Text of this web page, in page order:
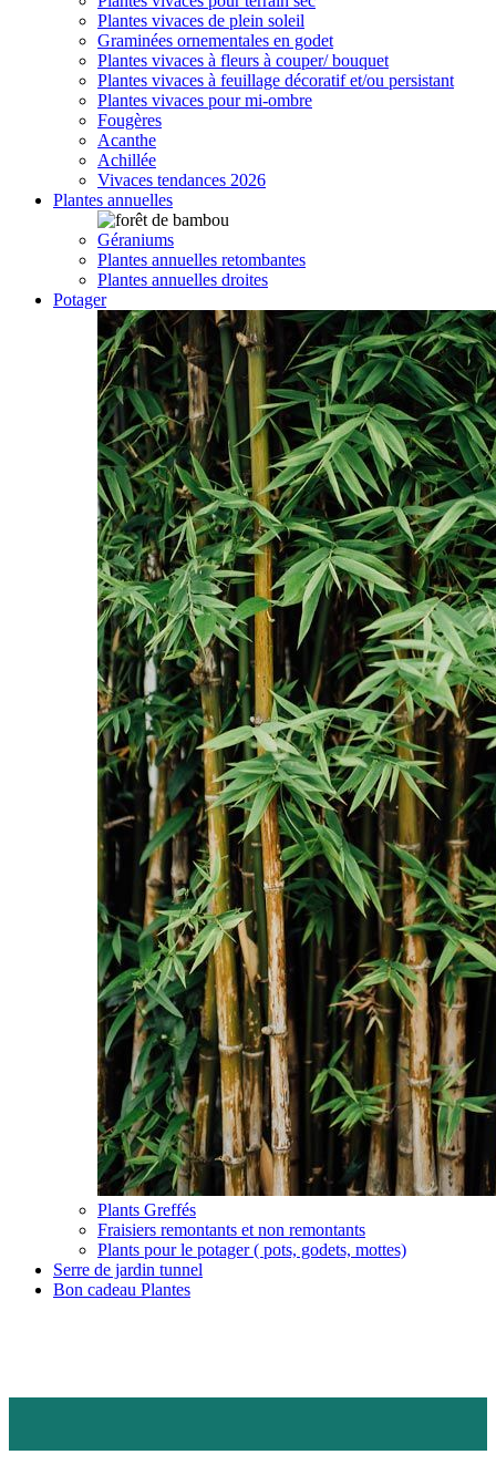
Plantes vivaces de plein soleil
Graminées ornementales en godet
Plantes vivaces à fleurs à couper/ bouquet
Plantes vivaces à feuillage décoratif et/ou persistant
Plantes vivaces pour mi-ombre
Fougères
Acanthe
Achillée
Vivaces tendances 2026
Plantes annuelles
Géraniums
Plantes annuelles retombantes
Plantes annuelles droites
Potager
Plants Greffés
Fraisiers remontants et non remontants
Plants pour le potager ( pots, godets, mottes)
Serre de jardin tunnel
Bon cadeau Plantes